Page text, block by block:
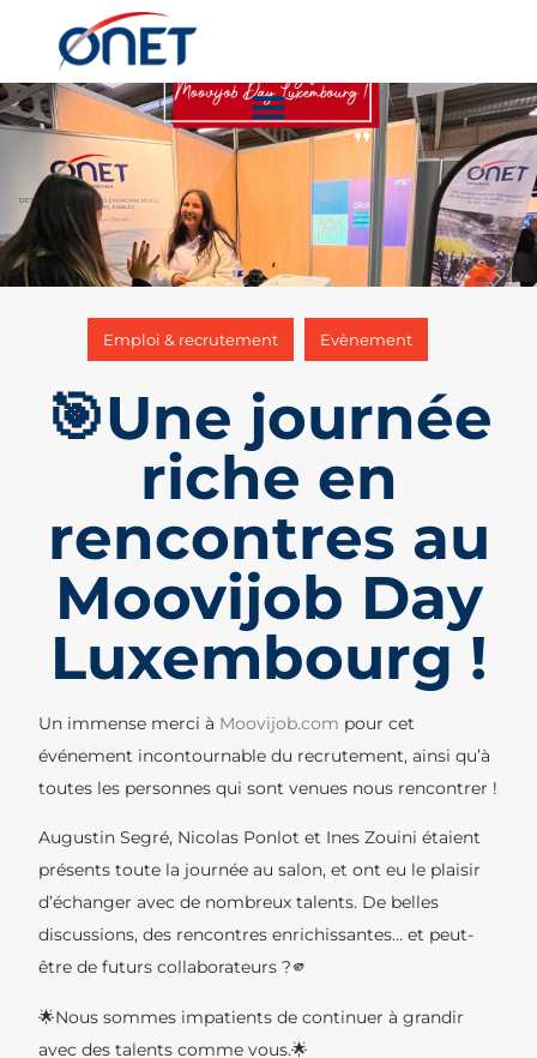
Emploi & recrutement Evènement
🎯Une journée
riche en
rencontres au
Moovijob Day
Luxembourg !
Un immense merci à Moovijob.com pour cet
événement incontournable du recrutement, ainsi qu’à
toutes les personnes qui sont venues nous rencontrer !
Augustin Segré, Nicolas Ponlot et Ines Zouini étaient
présents toute la journée au salon, et ont eu le plaisir
d’échanger avec de nombreux talents. De belles
discussions, des rencontres enrichissantes… et peut-
être de futurs collaborateurs ?🫵
🌟Nous sommes impatients de continuer à grandir
avec des talents comme vous.🌟